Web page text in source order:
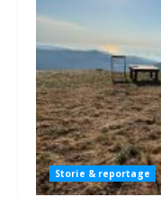
Storie & reportage